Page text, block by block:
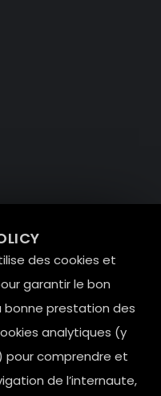
des cookies et
garantir le bon
prestation des
analytiques (y
pour comprendre et
de l’internaute,